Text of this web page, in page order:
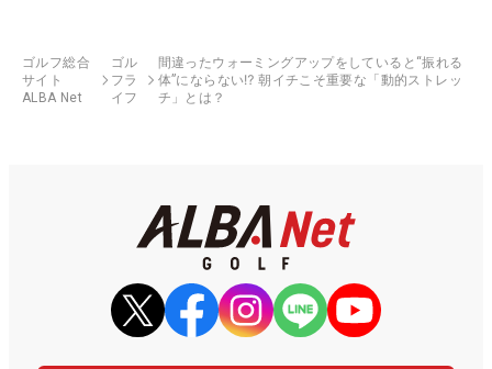
ゴルフ総合
サイト
ALBA Net
ゴル
フラ
イフ
間違ったウォーミングアップをしていると“振れる
体”にならない⁉ 朝イチこそ重要な「動的ストレッ
チ」とは？